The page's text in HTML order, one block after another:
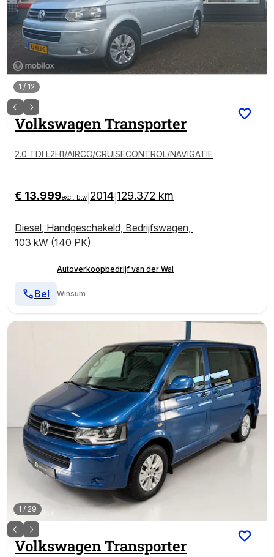
1 / 12
VolkswagenTransporter
2.0 TDI L2H1/AIRCO/CRUISECONTROL/NAVIGATIE
€ 13.999excl. btw 2014 129.372 km
Diesel, Handgeschakeld, Bedrijfswagen,
103 kW (140 PK)
Autoverkoopbedrijf van der Wal
Winsum
Bel
1 / 29
VolkswagenTransporter